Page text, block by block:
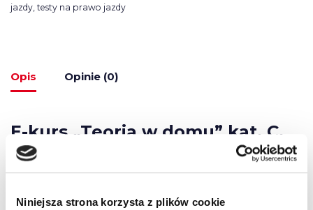
Niniejsza strona korzysta z plików cookie
jazdy, testy na prawo jazdy
Opis Opinie (0)
E-kurs „Teoria w domu” kat. C,
C1 Pakiet dla kursanta
E-kurs „Teoria w domu” kat. D, D1 to pakiet dla osób,